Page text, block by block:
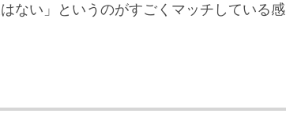
ない」というのがすごくマッチしている感